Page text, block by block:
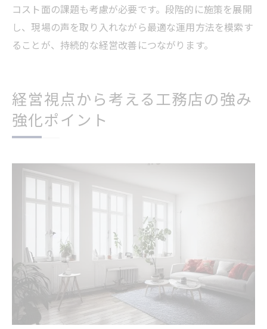
コスト面の課題も考慮が必要です。段階的に施策を展開
し、現場の声を取り入れながら最適な運用方法を模索す
ることが、持続的な経営改善につながります。
経営視点から考える工務店の強み
強化ポイント